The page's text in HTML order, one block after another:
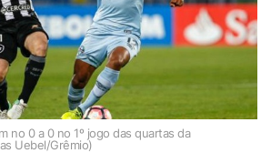
no 0 a 0 no 1º jogo das quartas da
Uebel/Grêmio)